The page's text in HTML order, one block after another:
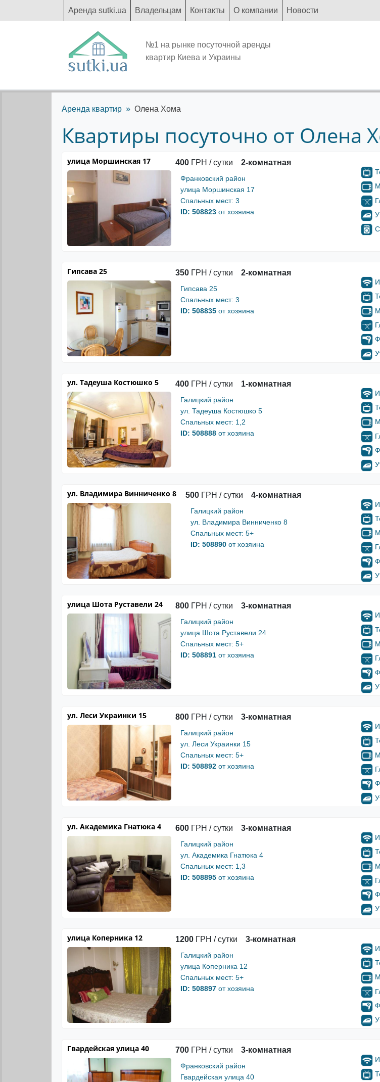
Аренда sutki.ua Владельцам Контакты О компании Новости
№1 на рынке посуточной аренды
квартир Киева и Украины
Аренда квартир Олена Хома
Квартиры посуточно от Олена
улица Моршинская 17 400 ГРН / сутки 2-комнатная
Франковский район
улица Моршинская 17
Спальных мест: 3
ID: 508823 от хозяина
Гипсава 25 350 ГРН / сутки 2-комнатная
Гипсава 25
Спальных мест: 3
ID: 508835 от хозяина
ул. Тадеуша Костюшко 5 400 ГРН / сутки 1-комнатная
Галицкий район
ул. Тадеуша Костюшко 5
Спальных мест: 1,2
ID: 508888 от хозяина
ул. Владимира Винниченко 8 500 ГРН / сутки 4-комнатная
Галицкий район
ул. Владимира Винниченко 8
Спальных мест: 5+
ID: 508890 от хозяина
улица Шота Руставели 24 800 ГРН / сутки 3-комнатная
Галицкий район
улица Шота Руставели 24
Спальных мест: 5+
ID: 508891 от хозяина
ул. Леси Украинки 15 800 ГРН / сутки 3-комнатная
Галицкий район
ул. Леси Украинки 15
Спальных мест: 5+
ID: 508892 от хозяина
ул. Академика Гнатюка 4 600 ГРН / сутки 3-комнатная
Галицкий район
ул. Академика Гнатюка 4
Спальных мест: 1,3
ID: 508895 от хозяина
улица Коперника 12 1200 ГРН / сутки 3-комнатная
Галицкий район
улица Коперника 12
Спальных мест: 5+
ID: 508897 от хозяина
Гвардейская улица 40 700 ГРН / сутки 3-комнатная
Франковский район
Гвардейская улица 40